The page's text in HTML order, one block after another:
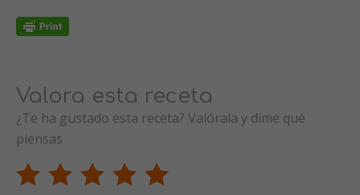
Valora esta receta
¿Te ha gustado esta receta? Valórala y dime qué
piensas